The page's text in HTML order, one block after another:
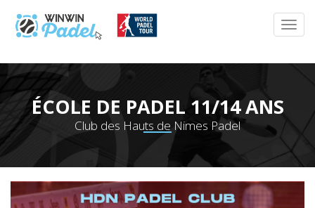
ÉCOLE DE PADEL 11/14 ANS
Club des Hauts de Nimes Padel